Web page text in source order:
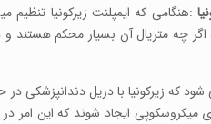
:هنگامی که ایمپلنت زیرکونیا
چه متریال آن بسیار محکم هستند
که زیرکونیا با دریل دندانپزشکی
ایجاد شوند که این امر در